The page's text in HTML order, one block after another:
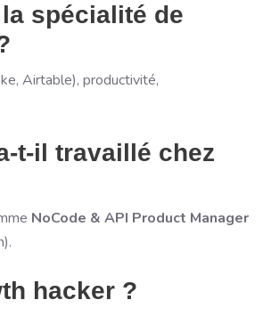
spécialité de
Airtable), productivité,
t-il travaillé chez
NoCode & API Product Manager
hacker ?